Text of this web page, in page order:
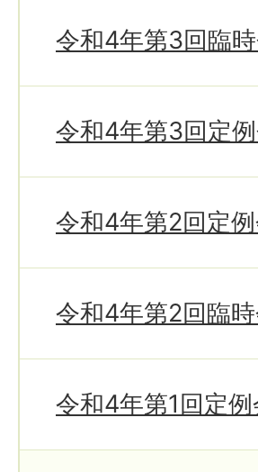
令和4年第3回臨
令和4年第3回定
令和4年第2回定
令和4年第2回臨
令和4年第1回定